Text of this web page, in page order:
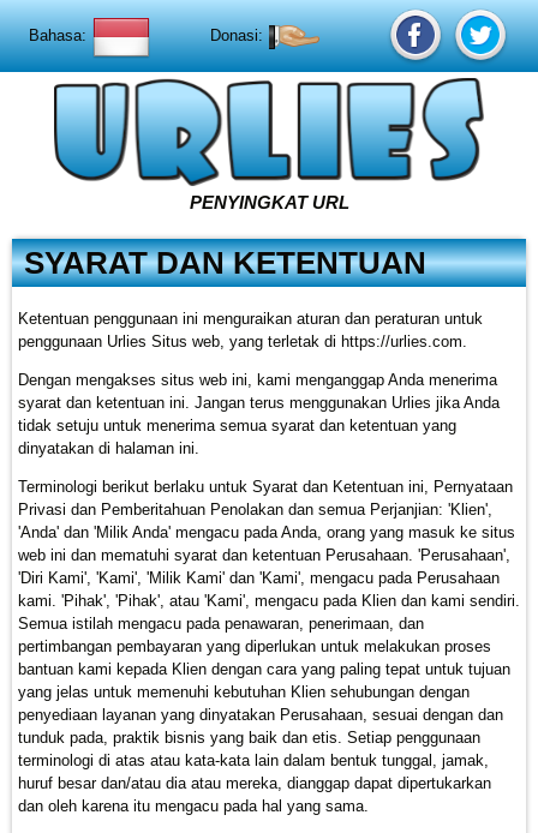
Bahasa: Donasi:
PENYINGKAT URL
SYARAT DAN KETENTUAN
Ketentuan penggunaan ini menguraikan aturan dan peraturan untuk
penggunaan Urlies Situs web, yang terletak di https://urlies.com.
Dengan mengakses situs web ini, kami menganggap Anda menerima
syarat dan ketentuan ini. Jangan terus menggunakan Urlies jika Anda
tidak setuju untuk menerima semua syarat dan ketentuan yang
dinyatakan di halaman ini.
Terminologi berikut berlaku untuk Syarat dan Ketentuan ini, Pernyataan
Privasi dan Pemberitahuan Penolakan dan semua Perjanjian: 'Klien',
'Anda' dan 'Milik Anda' mengacu pada Anda, orang yang masuk ke situs
web ini dan mematuhi syarat dan ketentuan Perusahaan. 'Perusahaan',
'Diri Kami', 'Kami', 'Milik Kami' dan 'Kami', mengacu pada Perusahaan
kami. 'Pihak', 'Pihak', atau 'Kami', mengacu pada Klien dan kami sendiri.
Semua istilah mengacu pada penawaran, penerimaan, dan
pertimbangan pembayaran yang diperlukan untuk melakukan proses
bantuan kami kepada Klien dengan cara yang paling tepat untuk tujuan
yang jelas untuk memenuhi kebutuhan Klien sehubungan dengan
penyediaan layanan yang dinyatakan Perusahaan, sesuai dengan dan
tunduk pada, praktik bisnis yang baik dan etis. Setiap penggunaan
terminologi di atas atau kata-kata lain dalam bentuk tunggal, jamak,
huruf besar dan/atau dia atau mereka, dianggap dapat dipertukarkan
dan oleh karena itu mengacu pada hal yang sama.